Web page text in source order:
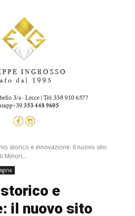
storico e innovazione: il nuovo sito
Minori...
e
il nuovo sito